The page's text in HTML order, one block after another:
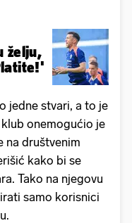
želju,
jedne stvari, a to je
onemogućio je
na društvenim
kako bi se
Tako na njegovu
samo korisnici